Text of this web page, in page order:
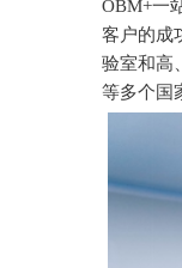
OBM+一
客户的成
验室和高
等多个国